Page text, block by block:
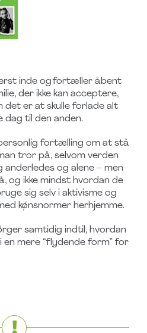
inde ogfortæller åbent
der ikke kan acceptere,
det er at skulle forlade alt
dag til den anden.
fortælling om at stå
tror på, selvom verden
og alene – men
og ikke mindst hvordan de
sig selv i aktivisme og
kønsnormer herhjemme.
samtidig indtil, hvordan
en mere “flydende form” for